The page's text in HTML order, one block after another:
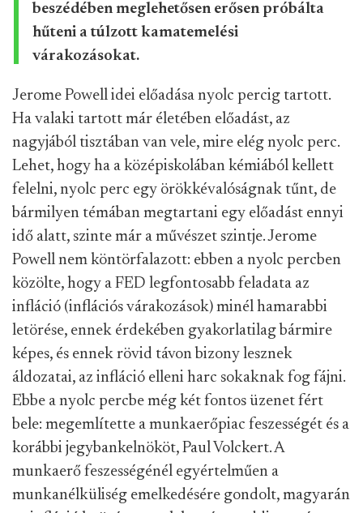
beszédében meglehetősen erősen próbálta
hűteni a túlzott kamatemelési
várakozásokat.
Jerome Powell idei előadása nyolc percig tartott.
Ha valaki tartott már életében előadást, az
nagyjából tisztában van vele, mire elég nyolc perc.
Lehet, hogy ha a középiskolában kémiából kellett
felelni, nyolc perc egy örökkévalóságnak tűnt, de
bármilyen témában megtartani egy előadást ennyi
idő alatt, szinte már a művészet szintje. Jerome
Powell nem köntörfalazott: ebben a nyolc percben
közölte, hogy a FED legfontosabb feladata az
infláció (inflációs várakozások) minél hamarabbi
letörése, ennek érdekében gyakorlatilag bármire
képes, és ennek rövid távon bizony lesznek
áldozatai, az infláció elleni harc sokaknak fog fájni.
Ebbe a nyolc percbe még két fontos üzenet fért
bele: megemlítette a munkaerőpiac feszességét és a
korábbi jegybankelnököt, Paul Volckert. A
munkaerő feszességénél egyértelműen a
munkanélküliség emelkedésére gondolt, magyarán